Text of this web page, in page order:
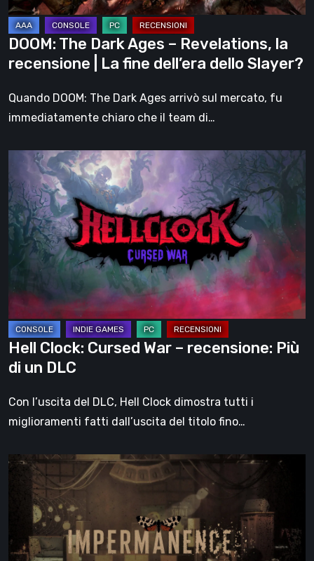
|
La
fine
dell’era
dello
Slayer?
DOOM: The Dark Ages – Revelations, la
recensione | La fine dell’era dello Slayer?
Quando DOOM: The Dark Ages arrivò sul mercato, fu
immediatamente chiaro che il team di…
Clock:
Cursed
War
–
recensione:
di
un
DLC
Hell Clock: Cursed War – recensione: Più
di un DLC
Con l’uscita del DLC, Hell Clock dimostra tutti i
miglioramenti fatti dall’uscita del titolo fino…
Impermanence:
costruire
santuario
nel